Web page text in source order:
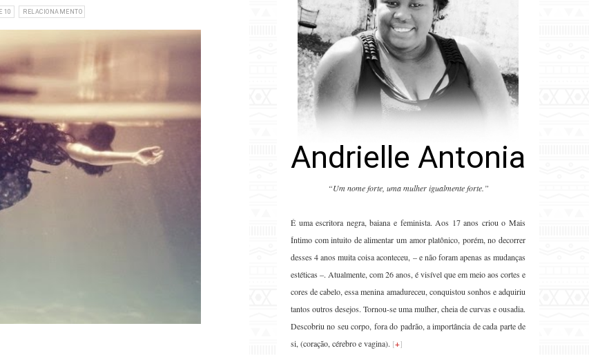
10 RELACIONAMENTO
Andrielle Antonia
“Um nome forte, uma mulher igualmente forte.”
É uma escritora negra, baiana e feminista. Aos 17 anos criou o Mais
Íntimo com intuito de alimentar um amor platônico, porém, no decorrer
desses 4 anos muita coisa aconteceu, – e não foram apenas as mudanças
estéticas –. Atualmente, com 26 anos, é visível que em meio aos cortes e
cores de cabelo, essa menina amadureceu, conquistou sonhos e adquiriu
tantos outros desejos. Tornou-se uma mulher, cheia de curvas e ousadia.
Descobriu no seu corpo, fora do padrão, a importância de cada parte de
si, (coração, cérebro e vagina). [+]